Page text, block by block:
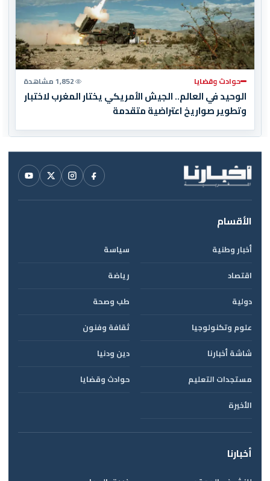
حوادث وقضايا 1,852 مشاهدة
الوحيد في العالم.. الجيش الأمريكي يختار المغرب لاختبار
وتطوير صواريخ اعتراضية متقدمة
الأقسام
أخبار وطنية
سياسة
اقتصاد
رياضة
دولية
طب وصحة
علوم وتكنولوجيا
ثقافة وفنون
شاشة أخبارنا
دين ودنيا
مستجدات التعليم
حوادث وقضايا
الأخيرة
أخبارنا